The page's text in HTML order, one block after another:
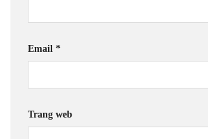
Email *
Trang web